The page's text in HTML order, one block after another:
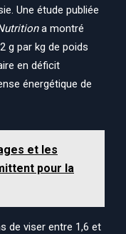
Une étude publiée
a montré
g par kg de poids
en déficit
énergétique de
et les
pour la
de viser entre 1,6 et